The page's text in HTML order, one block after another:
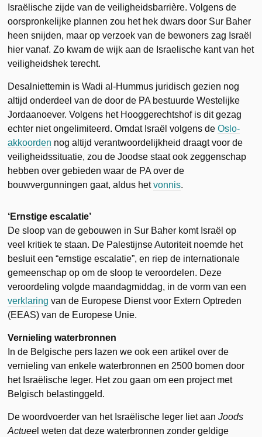
Israëlische zijde van de veiligheidsbarrière. Volgens de
oorspronkelijke plannen zou het hek dwars door Sur Baher
heen snijden, maar op verzoek van de bewoners zag Israël
hier vanaf. Zo kwam de wijk aan de Israelische kant van het
veiligheidshek terecht.
Desalniettemin is Wadi al-Hummus juridisch gezien nog
altijd onderdeel van de door de PA bestuurde Westelijke
Jordaanoever. Volgens het Hooggerechtshof is dit gezag
echter niet ongelimiteerd. Omdat Israël volgens deOslo-
akkoorden nog altijd verantwoordelijkheid draagt voor de
veiligheidssituatie, zou de Joodse staat ook zeggenschap
hebben over gebieden waar de PA over de
bouwvergunningen gaat, aldus hetvonnis.
‘Ernstige escalatie’
De sloop van de gebouwen in Sur Baher komt Israël op
veel kritiek te staan. De Palestijnse Autoriteit noemde het
besluit een “ernstige escalatie”, en riep de internationale
gemeenschap op om de sloop te veroordelen. Deze
veroordeling volgde maandagmiddag, in de vorm van een
verklaring van de Europese Dienst voor Extern Optreden
(EEAS) van de Europese Unie.
Vernieling waterbronnen
In de Belgische pers lazen we ook een artikel over de
vernieling van enkele waterbronnen en 2500 bomen door
het Israëlische leger. Het zou gaan om een project met
Belgisch belastinggeld.
De woordvoerder van het Israëlische leger liet aan Joods
Actuee l weten dat deze waterbronnen zonder geldige